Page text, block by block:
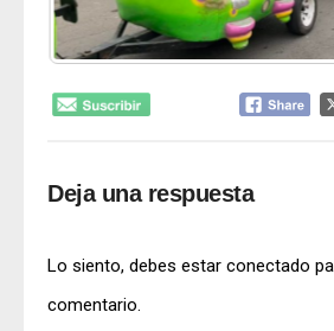
Deja una respuesta
Lo siento, debes estar conectado
comentario.